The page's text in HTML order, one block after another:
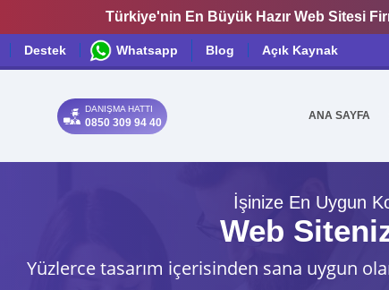
Türkiye'nin En Büyük Hazır Web Sitesi
Destek Whatsapp Blog Açık Kaynak
DANIŞMA HATTI
0850 309 94 40
ANA SAYFA
İşinize En Uygun
Web
Yüzlerce tasarım içerisinden sana uygun